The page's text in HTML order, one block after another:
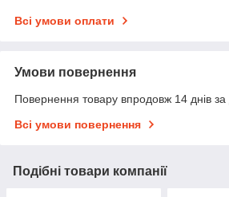
Всі умови оплати
Умови повернення
Повернення товару впродовж 14 днів
Всі умови повернення
Подібні товари компанії